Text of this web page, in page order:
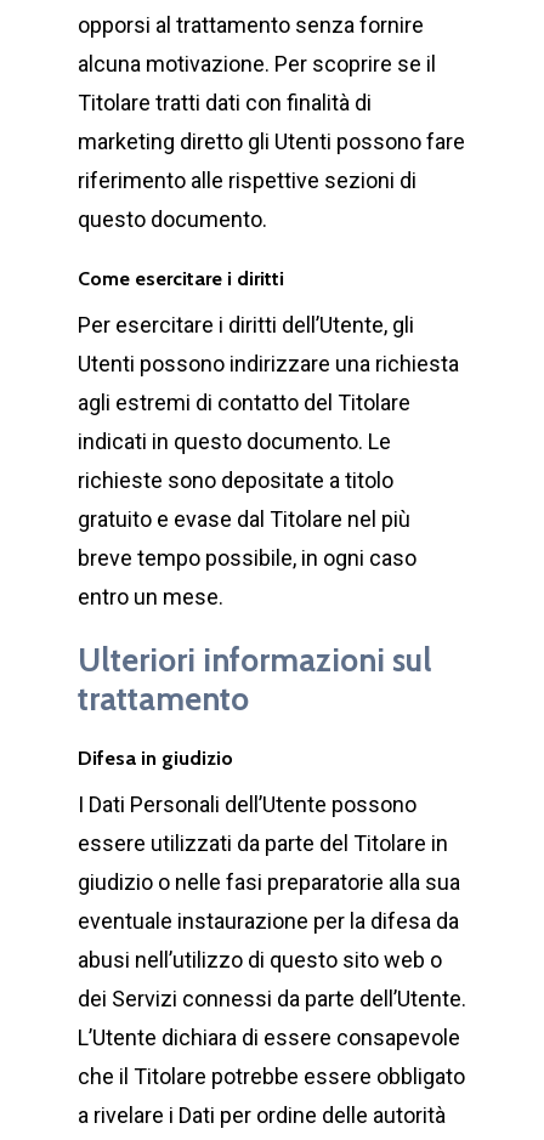
opporsi al trattamento senza fornire
alcuna motivazione. Per scoprire se il
Titolare tratti dati con finalità di
marketing diretto gli Utenti possono fare
riferimento alle rispettive sezioni di
questo documento.
Come esercitare i diritti
Per esercitare i diritti dell’Utente, gli
Utenti possono indirizzare una richiesta
agli estremi di contatto del Titolare
indicati in questo documento. Le
richieste sono depositate a titolo
gratuito e evase dal Titolare nel più
breve tempo possibile, in ogni caso
entro un mese.
Ulteriori informazioni sul
trattamento
Difesa in giudizio
I Dati Personali dell’Utente possono
essere utilizzati da parte del Titolare in
giudizio o nelle fasi preparatorie alla sua
eventuale instaurazione per la difesa da
abusi nell’utilizzo di questo sito web o
dei Servizi connessi da parte dell’Utente.
L’Utente dichiara di essere consapevole
che il Titolare potrebbe essere obbligato
a rivelare i Dati per ordine delle autorità